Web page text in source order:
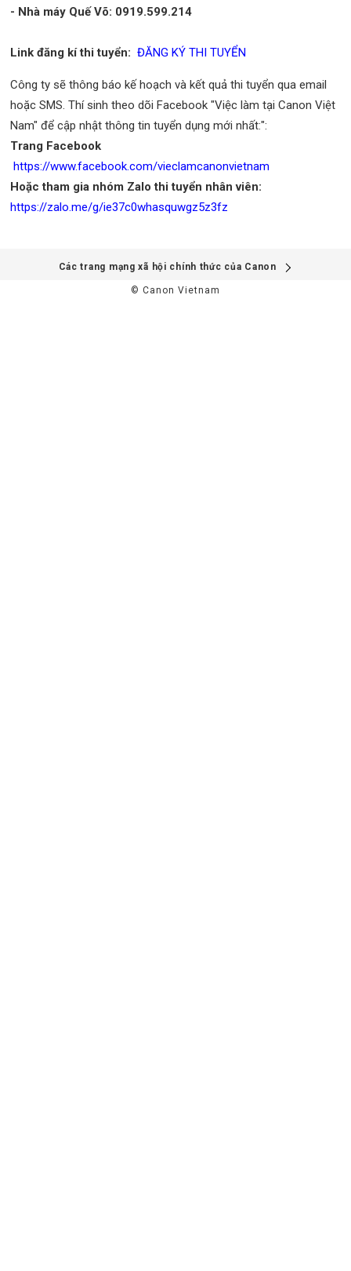
- Nhà máy Quế Võ: 0919.599.214
Link đăng kí thi tuyển: ĐĂNG KÝ THI TUYỂN
Công ty sẽ thông báo kế hoạch và kết quả thi tuyển qua email
hoặc SMS. Thí sinh theo dõi Facebook "Việc làm tại Canon Việt
Nam" để cập nhật thông tin tuyển dụng mới nhất:":
Trang Facebook
https://www.facebook.com/vieclamcanonvietnam
Hoặc tham gia nhóm Zalo thi tuyển nhân viên:
https://zalo.me/g/ie37c0whasquwgz5z3fz
Các trang mạng xã hội chính thức của Canon
© Canon Vietnam